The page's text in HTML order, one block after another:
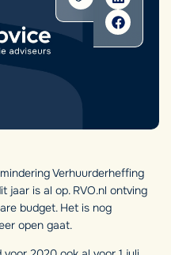
Verhuurderheffing
jaar is al op. RVO.nl ontving
budget. Het is nog
open gaat.